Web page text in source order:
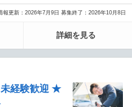
報更新：2026年7月9日 募集終了：2026年10月8日
詳細を見る
未経験歓迎 ★